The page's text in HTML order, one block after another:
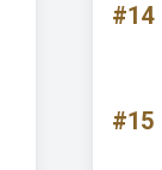
#14
#15